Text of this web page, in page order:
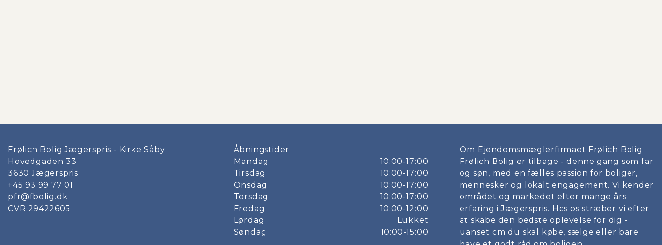
Frølich Bolig Jægerspris - Kirke Såby
Hovedgaden 33
3630 Jægerspris
+45 93 99 77 01
pfr@fbolig.dk
CVR 29422605
Åbningstider
Mandag
10:00-17:00
Tirsdag
10:00-17:00
Onsdag
10:00-17:00
Torsdag
10:00-17:00
Fredag
10:00-12:00
Lørdag
Lukket
Søndag
10:00-15:00
Om Ejendomsmæglerfirmaet Frølich Bolig
Frølich Bolig er tilbage - denne gang som far
og søn, med en fælles passion for boliger,
mennesker og lokalt engagement. Vi kender
området og markedet efter mange års
erfaring i Jægerspris. Hos os stræber vi efter
at skabe den bedste oplevelse for dig -
uanset om du skal købe, sælge eller bare